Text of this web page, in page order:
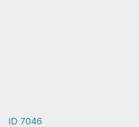
ID 7046